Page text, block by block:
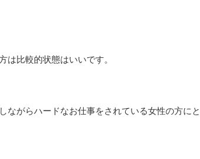
は比較的状態はいいです。
ながらハードなお仕事をされている女性の方にと